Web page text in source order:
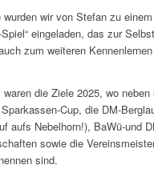
wurden wir von Stefan zu
Spiel“ eingeladen, das zur
zum weiteren
die Ziele 2025, wo
Cup, die DM-
aufs Nebelhorn!), BaWü-und
sowie die
sind.